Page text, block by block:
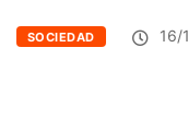
SOCIEDAD 16/